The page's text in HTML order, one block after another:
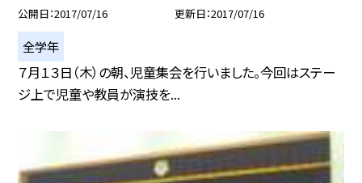
公開日 2017/07/16 更新日 2017/07/16
全学年
７月１３日（木）の朝、児童集会を行いました。今回はステー
ジ上で児童や教員が演技を...